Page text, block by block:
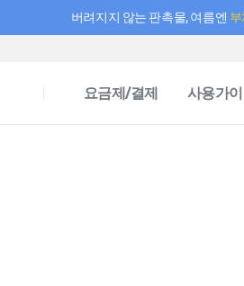
버려지지 않는 판촉물, 여름엔 부
요금제/결제 사용가